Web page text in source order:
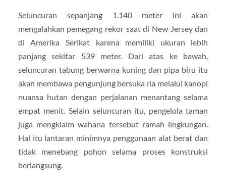
Seluncuran sepanjang 1.140 meter ini akan
mengalahkan pemegang rekor saat di New Jersey dan
di Amerika Serikat karena memiliki ukuran lebih
panjang sekitar 539 meter. Dari atas ke bawah,
seluncuran tabung berwarna kuning dan pipa biru itu
akan membawa pengunjung bersuka ria melalui kanopi
nuansa hutan dengan perjalanan menantang selama
empat menit. Selain seluncuran itu, pengelola taman
juga mengklaim wahana tersebut ramah lingkungan.
Hal itu lantaran minimnya penggunaan alat berat dan
tidak menebang pohon selama proses konstruksi
berlangsung.